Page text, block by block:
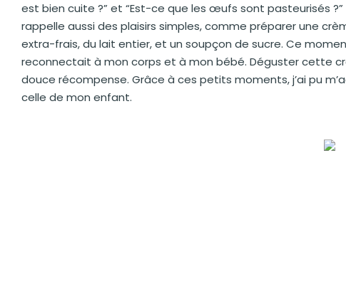
est bien cuite ?” et “Est-ce que les œufs sont pasteurisés
rappelle aussi des plaisirs simples, comme préparer une
extra-frais, du lait entier, et un soupçon de sucre. Ce
reconnectait à mon corps et à mon bébé. Déguster cette
douce récompense. Grâce à ces petits moments, j’ai pu
celle de mon enfant.